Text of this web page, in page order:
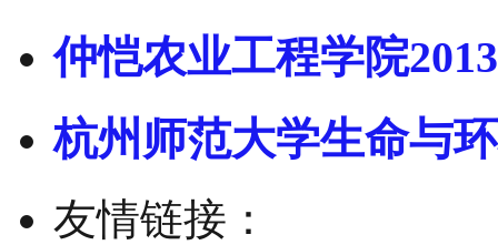
仲恺农业工程学院2013
杭州师范大学生命与
友情链接：